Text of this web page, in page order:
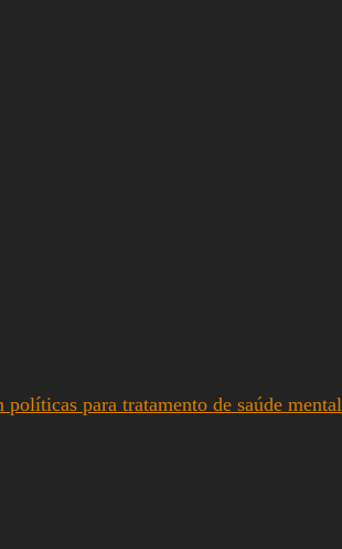
para tratamento de saúde mental